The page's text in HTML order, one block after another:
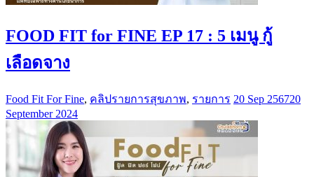
FOOD FIT for FINE EP 17 : 5 เมนู กู้
เลือดจาง
Food Fit For Fine, คลิปรายการสุขภาพ, รายการ 20 Sep 256720
September 2024